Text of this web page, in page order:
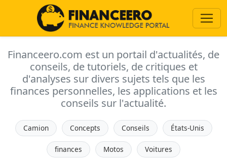
Financeero.com est un portail d'actualités, de
conseils, de tutoriels, de critiques et
d'analyses sur divers sujets tels que les
finances personnelles, les applications et les
conseils sur l'actualité.
Camion Concepts Conseils États-Unis
finances Motos Voitures